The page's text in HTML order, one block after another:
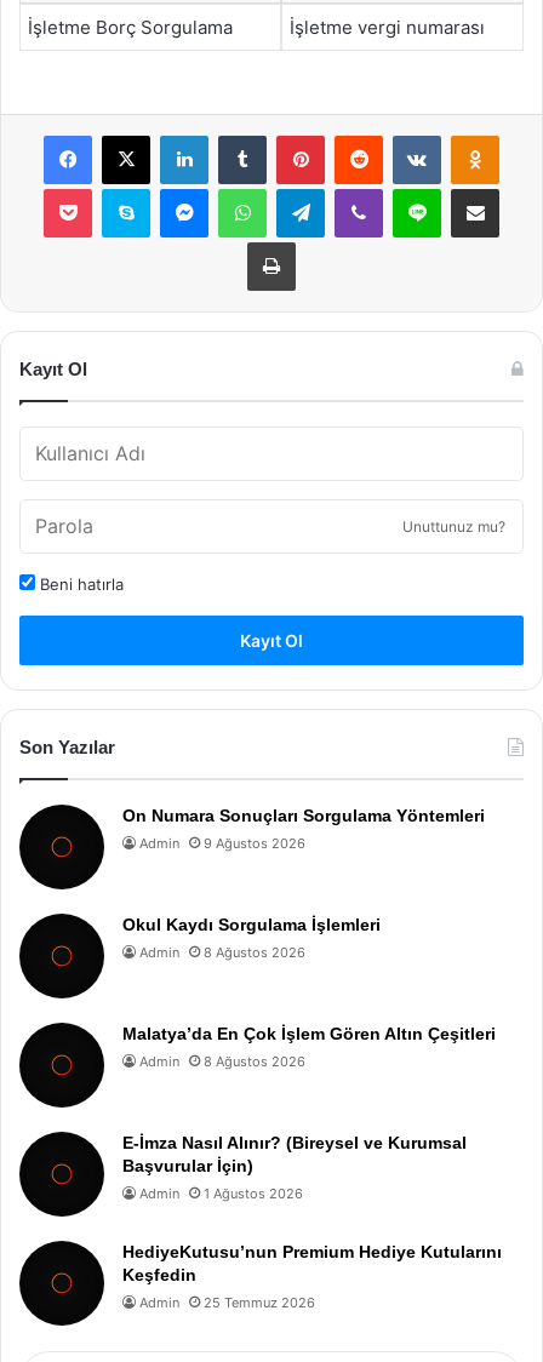
İşletme Borç Sorgulama İşletme vergi numarası
Facebook
X LinkedInTumblr PinterestReddit VKontakte
Pocket Skype MessengerWhatsAppTelegramViber Line E-Posta ile
Yazdır
Kayıt Ol
Unuttunuz mu?
Beni hatırla
Kayıt Ol
Son Yazılar
On Numara Sonuçları Sorgulama Yöntemleri
Admin 9 Ağustos 2026
Okul Kaydı Sorgulama İşlemleri
Admin 8 Ağustos 2026
Malatya’da En Çok İşlem Gören Altın Çeşitleri
Admin 8 Ağustos 2026
E-İmza Nasıl Alınır? (Bireysel ve Kurumsal
Başvurular İçin)
Admin 1 Ağustos 2026
HediyeKutusu’nun Premium Hediye Kutularını
Keşfedin
Admin 25 Temmuz 2026